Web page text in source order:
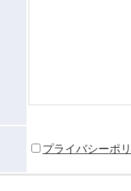
プライバシーポ